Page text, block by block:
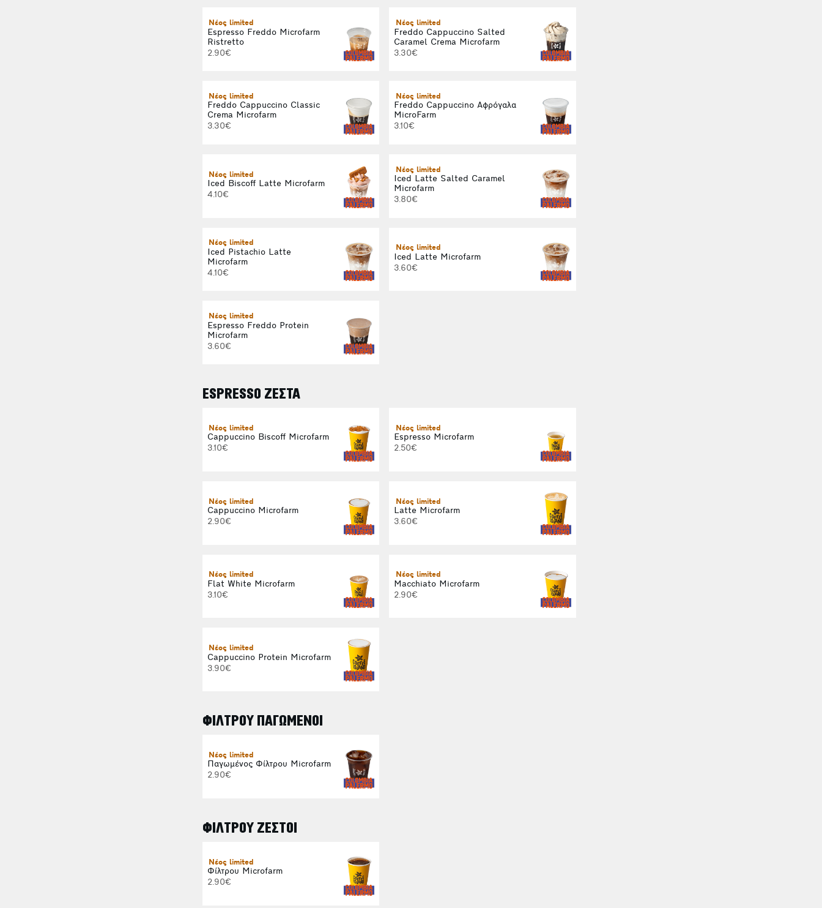
Νέος limited
Espresso Freddo Microfarm
Ristretto
2.90€
Νέος limited
Freddo Cappuccino Salted
Caramel Crema Microfarm
3.30€
Νέος limited
Freddo Cappuccino Classic
Crema Microfarm
3.30€
Νέος limited
Freddo Cappuccino Αφρόγαλα
MicroFarm
3.10€
Νέος limited
Iced Biscoff Latte Microfarm
4.10€
Νέος limited
Iced Latte Salted Caramel
Microfarm
3.80€
Νέος limited
Iced Pistachio Latte
Microfarm
4.10€
Νέος limited
Iced Latte Microfarm
3.60€
Νέος limited
Espresso Freddo Protein
Microfarm
3.60€
ESPRESSO ΖΕΣΤΑ
Νέος limited
Cappuccino Biscoff Microfarm
3.10€
Νέος limited
Espresso Microfarm
2.50€
Νέος limited
Cappuccino Microfarm
2.90€
Νέος limited
Latte Microfarm
3.60€
Νέος limited
Flat White Microfarm
3.10€
Νέος limited
Macchiato Microfarm
2.90€
Νέος limited
Cappuccino Protein Microfarm
3.90€
ΦΙΛΤΡΟΥ ΠΑΓΩΜΕΝΟΙ
Νέος limited
Παγωμένος Φίλτρου Microfarm
2.90€
ΦΙΛΤΡΟΥ ΖΕΣΤΟΙ
Νέος limited
Φίλτρου Microfarm
2.90€